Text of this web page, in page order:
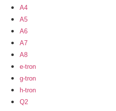
A4
A5
A6
A7
A8
e-tron
g-tron
h-tron
Q2